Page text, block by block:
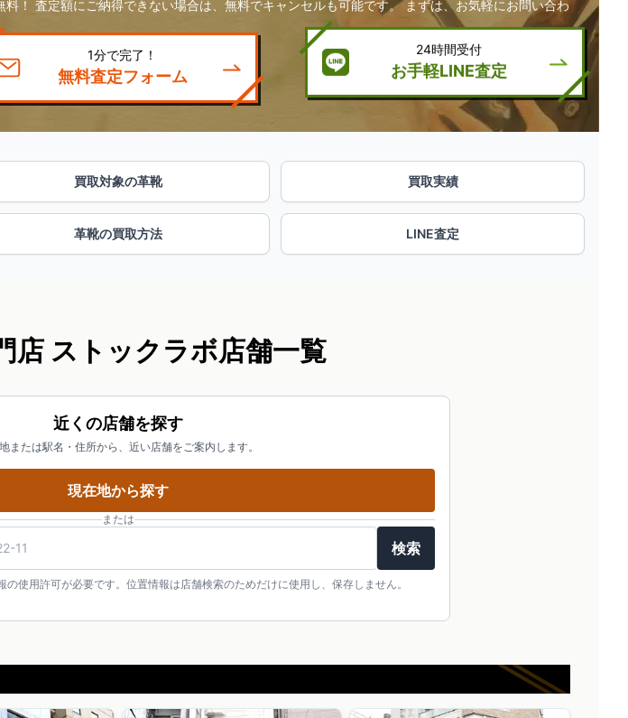
！ 査定額にご納得できない場合は、無料でキャンセルも可能です。 まずは、お気軽にお問い合わ
1分で完了！
無料査定フォーム
24時間受付
お手軽LINE査定
買取対象の革靴 買取実績
革靴の買取方法 LINE査定
店 ストックラボ店舗一覧
近くの店舗を探す
または駅名・住所から、近い店舗をご案内します。
現在地から探す
または
検索
使用許可が必要です。位置情報は店舗検索のためだけに使用し、保存しません。